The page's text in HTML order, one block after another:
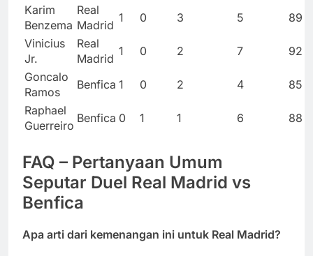
Karim
Benzema
Real
Madrid
1 0 3 5
89
Vinicius
Jr.
Real
Madrid
1 0 2 7
92
Goncalo
Ramos
Benfica 1 0 2 4
85
Raphael
Guerreiro
Benfica 0 1 1 6 88
FAQ – Pertanyaan Umum
Seputar Duel Real Madrid vs
Benfica
Apa arti dari kemenangan ini untuk Real Madrid?